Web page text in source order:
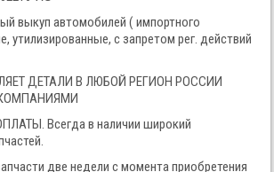
выкуп автомобилей ( импортного
утилизированные, с запретом рег. действий
ДЕТАЛИ В ЛЮБОЙ РЕГИОН РОССИИ
Всегда в наличии широкий
две недели с момента приобретения